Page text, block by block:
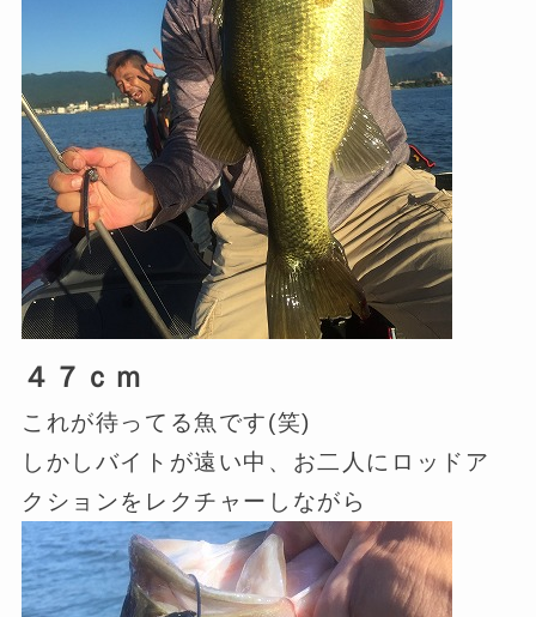
４７ｃｍ
これが待ってる魚です(笑)
しかしバイトが遠い中、お二人にロッドア
クションをレクチャーしながら